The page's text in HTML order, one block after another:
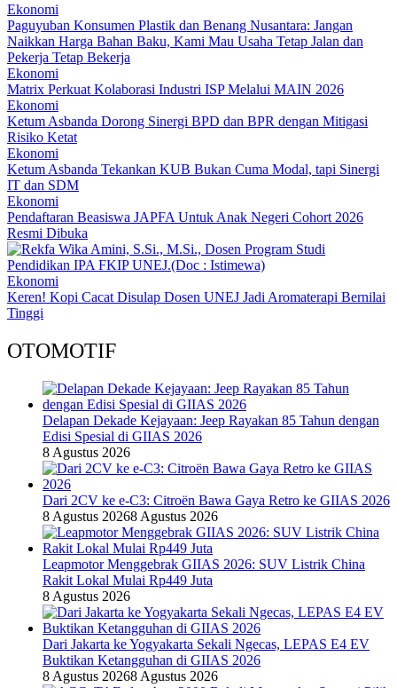
Ekonomi
Paguyuban Konsumen Plastik dan Benang Nusantara: Jangan
Naikkan Harga Bahan Baku, Kami Mau Usaha Tetap Jalan dan
Pekerja Tetap Bekerja
Ekonomi
Matrix Perkuat Kolaborasi Industri ISP Melalui MAIN 2026
Ekonomi
Ketum Asbanda Dorong Sinergi BPD dan BPR dengan Mitigasi
Risiko Ketat
Ekonomi
Ketum Asbanda Tekankan KUB Bukan Cuma Modal, tapi Sinergi
IT dan SDM
Ekonomi
Pendaftaran Beasiswa JAPFA Untuk Anak Negeri Cohort 2026
Resmi Dibuka
Ekonomi
Keren! Kopi Cacat Disulap Dosen UNEJ Jadi Aromaterapi Bernilai
Tinggi
OTOMOTIF
Delapan Dekade Kejayaan: Jeep Rayakan 85 Tahun dengan
Edisi Spesial di GIIAS 2026
8 Agustus 2026
Dari 2CV ke e-C3: Citroën Bawa Gaya Retro ke GIIAS 2026
8 Agustus 20268 Agustus 2026
Leapmotor Menggebrak GIIAS 2026: SUV Listrik China
Rakit Lokal Mulai Rp449 Juta
8 Agustus 2026
Dari Jakarta ke Yogyakarta Sekali Ngecas, LEPAS E4 EV
Buktikan Ketangguhan di GIIAS 2026
8 Agustus 20268 Agustus 2026